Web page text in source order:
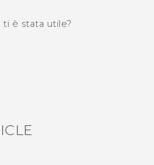
è stata utile?